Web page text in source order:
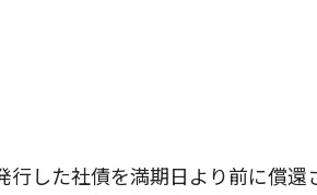
した社債を満期日より前に償還